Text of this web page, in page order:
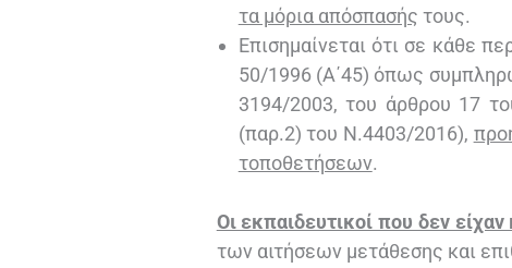
τα μόρια απόσπασής τους.
Επισημαίνεται ότι σε κάθε
50/1996 (Α΄45) όπως
3194/2003, του άρθρου 17
(παρ.2) του Ν.4403/2016),
τοποθετήσεων.
Οι εκπαιδευτικοί που δεν
των αιτήσεων μετάθεσης και